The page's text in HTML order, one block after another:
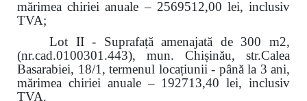
mărimea chiriei anuale – 2569512,00 lei, inclusiv
TVA;
Lot II - Suprafață amenajată de 300 m2,
(nr.cad.0100301.443), mun. Chișinău, str.Calea
Basarabiei, 18/1, termenul locațiunii - până la 3 ani,
mărimea chiriei anuale – 192713,40 lei, inclusiv
TVA.